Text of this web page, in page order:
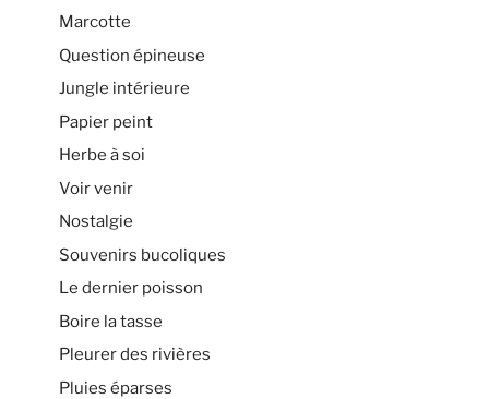
Marcotte
Question épineuse
Jungle intérieure
Papier peint
Herbe à soi
Voir venir
Nostalgie
Souvenirs bucoliques
Le dernier poisson
Boire la tasse
Pleurer des rivières
Pluies éparses